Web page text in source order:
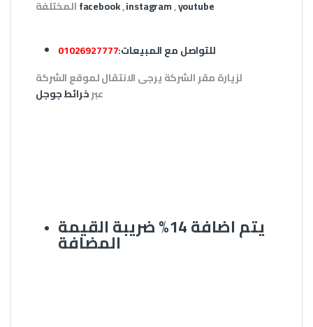
facebook,instagram,youtube
للتواصل مع المبيعات:
01026927777
لزيارة مقر الشركة يرجى الانتقال لموقع الشركة
عبرخرائط جوجل
يتم اضافة 14% ضريبة القيمة
المضافة